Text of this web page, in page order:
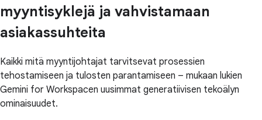
myyntisyklejä ja vahvistamaan
asiakassuhteita
Kaikki mitä myyntijohtajat tarvitsevat prosessien
tehostamiseen ja tulosten parantamiseen – mukaan lukien
Gemini for Workspacen uusimmat generatiivisen tekoälyn
ominaisuudet.